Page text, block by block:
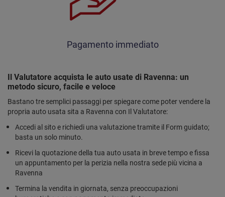
Pagamento immediato
Il Valutatore acquista le auto usate di Ravenna: un
metodo sicuro, facile e veloce
Bastano tre semplici passaggi per spiegare come poter vendere la
propria auto usata sita a Ravenna con Il Valutatore:
Accedi al sito e richiedi una valutazione tramite il Form guidato;
basta un solo minuto.
Ricevi la quotazione della tua auto usata in breve tempo e fissa
un appuntamento per la perizia nella nostra sede più vicina a
Ravenna
Termina la vendita in giornata, senza preoccupazioni